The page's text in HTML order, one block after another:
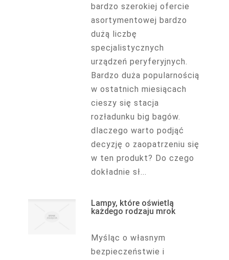
bardzo szerokiej ofercie
asortymentowej bardzo
dużą liczbę
specjalistycznych
urządzeń peryferyjnych.
Bardzo duża popularnością
w ostatnich miesiącach
cieszy się stacja
rozładunku big bagów.
dlaczego warto podjąć
decyzję o zaopatrzeniu się
w ten produkt? Do czego
dokładnie sł...
Lampy, które oświetlą
każdego rodzaju mrok
Myśląc o własnym
bezpieczeństwie i